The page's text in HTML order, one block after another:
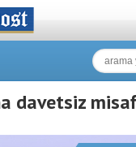
davetsiz